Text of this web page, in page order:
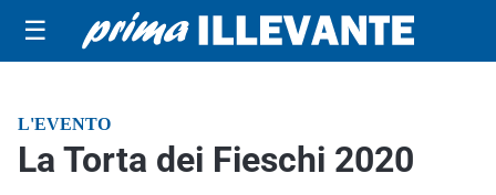
☰
L'EVENTO
La Torta dei Fieschi 2020